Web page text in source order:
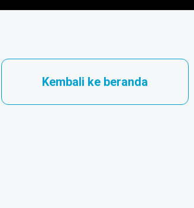
Kembali ke beranda